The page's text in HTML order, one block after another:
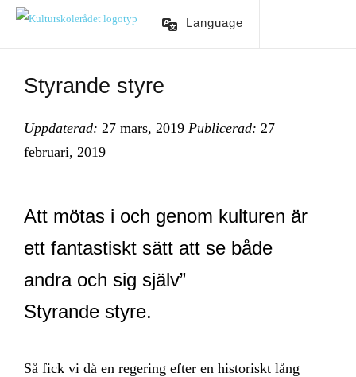
Language
Styrande styre
Uppdaterad: 27 mars, 2019 Publicerad: 27
februari, 2019
Att mötas i och genom kulturen är
ett fantastiskt sätt att se både
andra och sig själv”
Styrande styre.
Så fick vi då en regering efter en historiskt lång